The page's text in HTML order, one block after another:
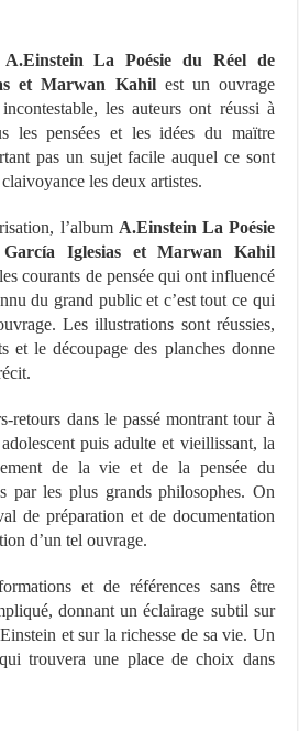
A.Einstein La Poésie du Réel de
et Marwan Kahilest un ouvrage
les auteurs ont réussi à
les pensées et les idées du maïtre
pas un sujet facile auquel ce sont
les deux artistes.
l’album A.Einstein La Poésie
Iglesias et Marwan Kahil
courants de pensée qui ont influencé
du grand public et c’est tout ce qui
Les illustrations sont réussies,
et le découpage des planches donne
retours dans le passé montrant tour à
puis adulte et vieillissant, la
de la vie et de la pensée du
par les plus grands philosophes. On
de préparation et de documentation
d’un tel ouvrage.
et de références sans être
donnant un éclairage subtil sur
et sur la richesse de sa vie. Un
trouvera une place de choix dans